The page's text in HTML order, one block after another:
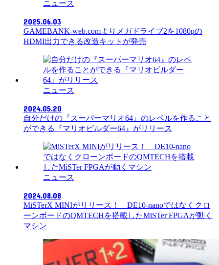
ニュース
2025.06.03
GAMEBANK-web.comよりメガドライブ2を1080pの
HDMI出力できる改造キットが発売
ニュース
2024.05.20
自分だけの『スーパーマリオ64』のレベルを作ること
ができる『マリオビルダー64』がリリース
ニュース
2024.08.08
MiSTerX MINIがリリース！ DE10-nanoではなくクロ
ーンボードのQMTECHを搭載したMiSTer FPGAが動く
マシン